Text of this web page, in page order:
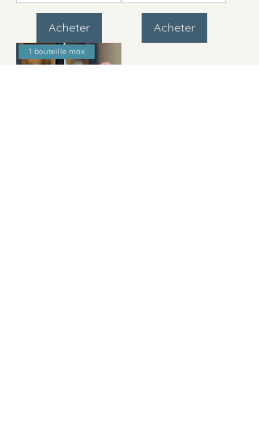
Acheter Acheter
1 bouteille max